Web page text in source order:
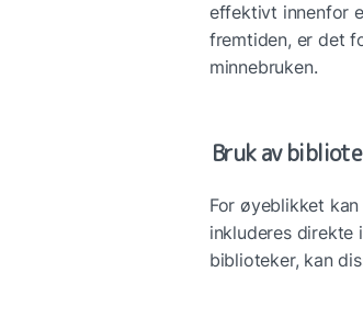
effektivt innenfor
fremtiden, er det
minnebruken.
Bruk av
For øyeblikket
inkluderes direkte
biblioteker, kan